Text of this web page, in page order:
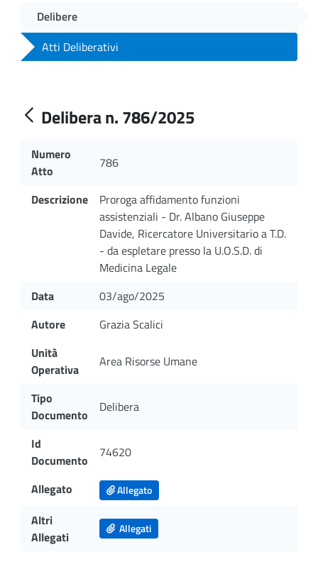
Delibere
Atti Deliberativi
Delibera n. 786/2025
Numero
Atto
786
Descrizione
Proroga affidamento funzioni
assistenziali - Dr. Albano Giuseppe
Davide, Ricercatore Universitario a T.D.
- da espletare presso la U.O.S.D. di
Medicina Legale
Data
03/ago/2025
Autore
Grazia Scalici
Unità
Operativa
Area Risorse Umane
Tipo
Documento
Delibera
Id
Documento
74620
Allegato Allegato
Altri
Allegati
Allegati